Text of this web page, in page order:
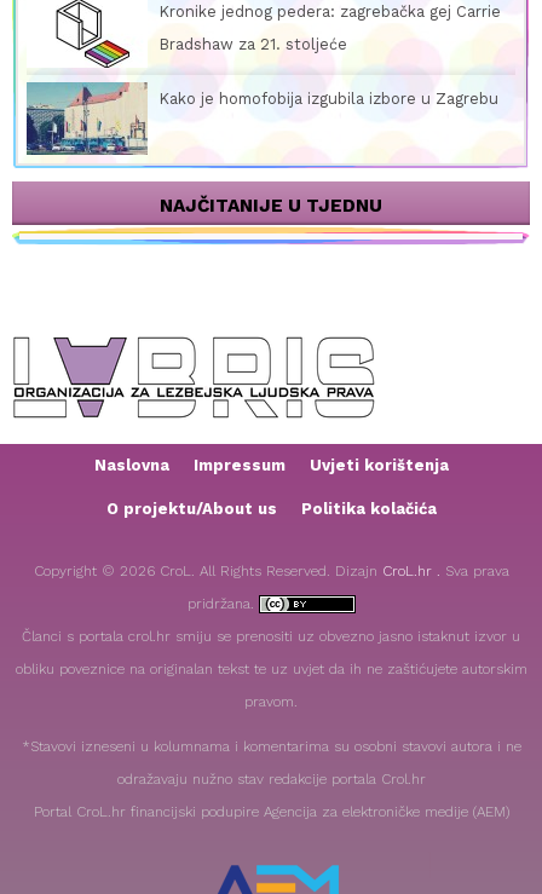
Kronike jednog pedera: zagrebačka gej Carrie
Bradshaw za 21. stoljeće
Kako je homofobija izgubila izbore u Zagrebu
NAJČITANIJE U TJEDNU
Naslovna Impressum Uvjeti korištenja
O projektu/About us Politika kolačića
Copyright © 2026 CroL. All Rights Reserved. Dizajn CroL.hr . Sva prava
pridržana.
Članci s portala crol.hr smiju se prenositi uz obvezno jasno istaknut izvor u
obliku poveznice na originalan tekst te uz uvjet da ih ne zaštićujete autorskim
pravom.
*Stavovi izneseni u kolumnama i komentarima su osobni stavovi autora i ne
odražavaju nužno stav redakcije portala Crol.hr
Portal CroL.hr financijski podupire Agencija za elektroničke medije (AEM)